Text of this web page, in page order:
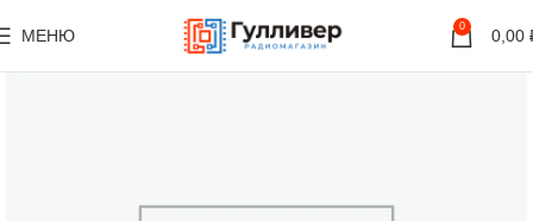
МЕНЮ 0 0,00